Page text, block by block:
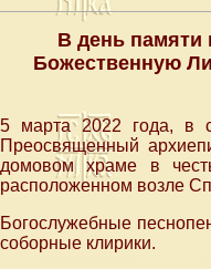
В день
Божественную
5 марта 2022 года, в
Преосвященный
домовом храме в
расположенном возле
Богослужебные
соборные клирики.